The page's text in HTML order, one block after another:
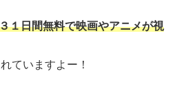
１日間無料で映画やアニメが視
ていますよー！